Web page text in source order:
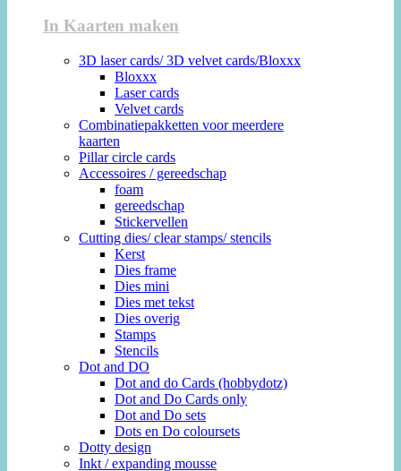
In Kaarten maken
3D laser cards/ 3D velvet cards/Bloxxx
Bloxxx
Laser cards
Velvet cards
Combinatiepakketten voor meerdere
kaarten
Pillar circle cards
Accessoires / gereedschap
foam
gereedschap
Stickervellen
Cutting dies/ clear stamps/ stencils
Kerst
Dies frame
Dies mini
Dies met tekst
Dies overig
Stamps
Stencils
Dot and DO
Dot and do Cards (hobbydotz)
Dot and Do Cards only
Dot and Do sets
Dots en Do coloursets
Dotty design
Inkt / expanding mousse